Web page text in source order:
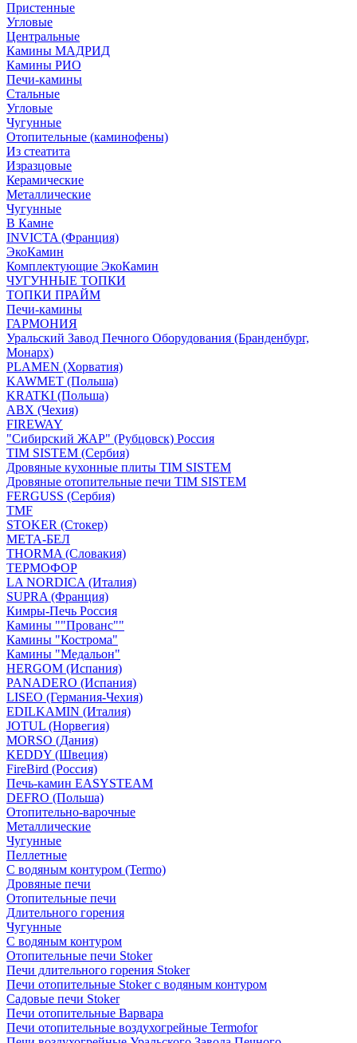
Пристенные
Угловые
Центральные
Камины МАДРИД
Камины РИО
Печи-камины
Стальные
Угловые
Чугунные
Отопительные (каминофены)
Из стеатита
Изразцовые
Керамические
Металлические
Чугунные
В Камне
INVICTA (Франция)
ЭкоКамин
Комплектующие ЭкоКамин
ЧУГУННЫЕ ТОПКИ
ТОПКИ ПРАЙМ
Печи-камины
ГАРМОНИЯ
Уральский Завод Печного Оборудования (Бранденбург,
Монарх)
PLAMEN (Хорватия)
KAWMET (Польша)
KRATKI (Польша)
ABX (Чехия)
FIREWAY
"Сибирский ЖАР" (Рубцовск) Россия
TIM SISTEM (Сербия)
Дровяные кухонные плиты TIM SISTEM
Дровяные отопительные печи TIM SISTEM
FERGUSS (Сербия)
TMF
STOKER (Стокер)
МЕТА-БЕЛ
THORMA (Словакия)
ТЕРМОФОР
LA NORDICA (Италия)
SUPRA (Франция)
Кимры-Печь Россия
Камины ""Прованс""
Камины "Кострома"
Камины "Медальон"
HERGOM (Испания)
PANADERO (Испания)
LISEO (Германия-Чехия)
EDILKAMIN (Италия)
JOTUL (Норвегия)
MORSO (Дания)
KEDDY (Швеция)
FireBird (Россия)
Печь-камин EASYSTEAM
DEFRO (Польша)
Отопительно-варочные
Металлические
Чугунные
Пеллетные
С водяным контуром (Termo)
Дровяные печи
Отопительные печи
Длительного горения
Чугунные
C водяным контуром
Отопительные печи Stoker
Печи длительного горения Stoker
Печи отопительные Stoker с водяным контуром
Садовые печи Stoker
Печи отопительные Варвара
Печи отопительные воздухогрейные Termofor